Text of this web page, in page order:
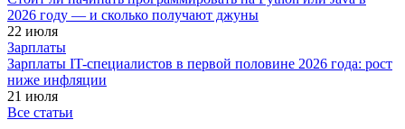
2026 году — и сколько получают джуны
22 июля
Зарплаты
Зарплаты IT-специалистов в первой половине 2026 года: рост
ниже инфляции
21 июля
Все статьи